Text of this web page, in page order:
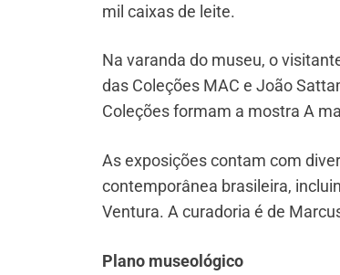
mil caixas de leite.
Na varanda do museu, o
das Coleções MAC e João
Coleções formam a mostra A
As exposições contam com
contemporânea brasileira,
Ventura. A curadoria é de
Plano museológico